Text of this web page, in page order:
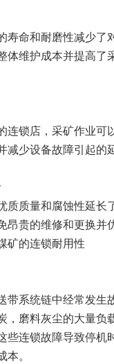
寿命和耐磨性减少了
体维护成本并提高了
连锁店，采矿作业可
减少设备故障引起的
质质量和腐蚀性延长
昂贵的维修和更换并
矿的连锁耐用性
带系统链中经常发生
，磨料灰尘的大量负
些连锁故障导致停机
。